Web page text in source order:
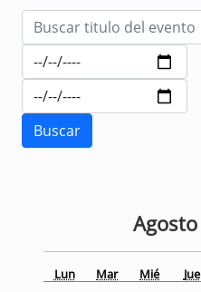
Agosto
Lun Mar Mié Jue